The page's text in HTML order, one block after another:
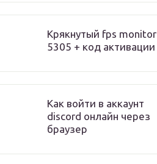
Крякнутый fps monitor
5305 + код активации
Как войти в аккаунт
discord онлайн через
браузер